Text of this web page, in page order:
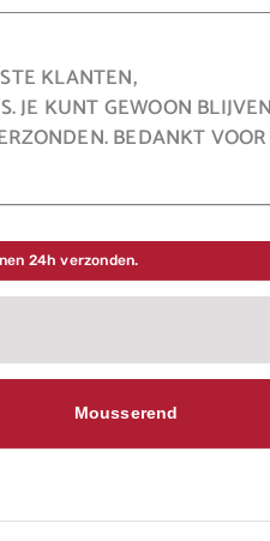
KLANTEN,
KUNT GEWOON
BEDANKT VOOR
24h verzonden.
Mousserend